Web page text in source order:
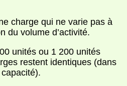
charge qui ne varie pas à
du volume d’activité.
unités ou 1 200 unités
restent identiques (dans